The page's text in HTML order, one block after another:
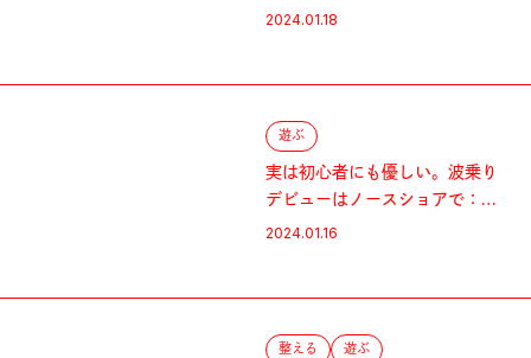
アフ島ガイド
2024.01.18
遊ぶ
実は初心者にも優しい。波乗り
デビューはノースショアで：タ
ーザン的オアフ島ガイド
2024.01.16
整える 遊ぶ